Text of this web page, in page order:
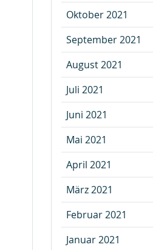
Oktober 2021
September 2021
August 2021
Juli 2021
Juni 2021
Mai 2021
April 2021
März 2021
Februar 2021
Januar 2021